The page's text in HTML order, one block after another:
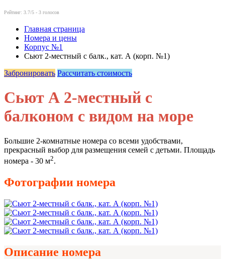
Рейтинг: 3.7/5 - 3 голосов
Главная страница
Номера и цены
Корпус №1
Сьют 2-местный с балк., кат. А (корп. №1)
Забронировать Рассчитать стоимость
Сьют А 2-местный с
балконом с видом на море
Большие 2-комнатные номера со всеми удобствами,
прекрасный выбор для размещения семей с детьми. Площадь
номера - 30 м2.
Фотографии номера
Описание номера